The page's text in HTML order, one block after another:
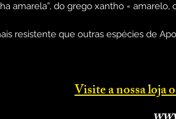
amarela”, do grego xantho = amarelo,
resistente que outras espécies de
Visite a nossa loja